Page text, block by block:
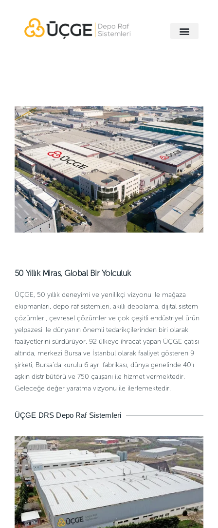
50 Yıllık Miras, Global Bir Yolculuk
ÜÇGE, 50 yıllık deneyimi ve yenilikçi vizyonu ile mağaza
ekipmanları, depo raf sistemleri, akıllı depolama, dijital sistem
çözümleri, çevresel çözümler ve çok çeşitli endüstriyel ürün
yelpazesi ile dünyanın önemli tedarikçilerinden biri olarak
faaliyetlerini sürdürüyor. 92 ülkeye ihracat yapan ÜÇGE çatısı
altında, merkezi Bursa ve İstanbul olarak faaliyet gösteren 9
şirketi, Bursa’da kurulu 6 ayrı fabrikası, dünya genelinde 40’ı
aşkın distribütörü ve 750 çalışanı ile hizmet vermektedir.
Geleceğe değer yaratma vizyonu ile ilerlemektedir.
ÜÇGE DRS Depo Raf Sistemleri